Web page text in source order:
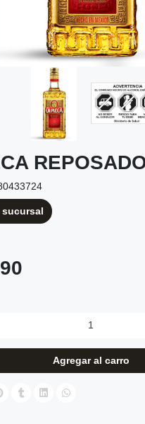
Agregar al carro